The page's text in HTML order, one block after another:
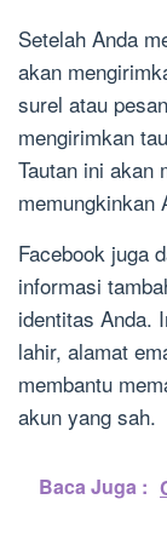
Setelah Anda
akan
surel atau
mengirimkan
Tautan ini akan
memungkinkan
Facebook juga
informasi
identitas Anda.
lahir, alamat
membantu
akun yang sah.
Baca Juga :